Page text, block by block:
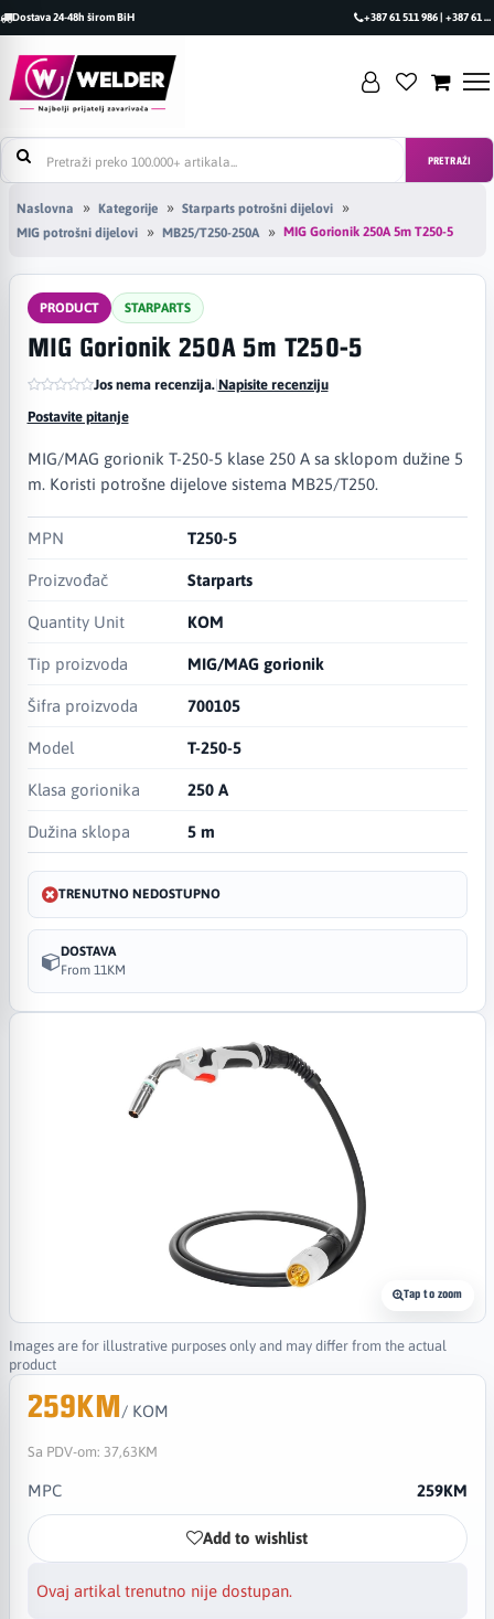
Dostava 24-48h širom BiH +387 61 511 986 | +387 61 493 470
PRETRAŽI
Naslovna Kategorije
Starparts potrošni dijelovi
MIG potrošni dijelovi
MB25/T250-250A MIG Gorionik 250A 5m T250-5
Tap to zoom
Images are for illustrative purposes only and may differ from the actual
product
PRODUCT STARPARTS
MIG Gorionik 250A 5m T250-5
Jos nema recenzija.|Napisite recenziju
Postavite pitanje
MIG/MAG gorionik T-250-5 klase 250 A sa sklopom dužine 5
m. Koristi potrošne dijelove sistema MB25/T250.
MPN T250-5
Proizvođač Starparts
Quantity Unit KOM
Tip proizvoda MIG/MAG gorionik
Šifra proizvoda 700105
Model T-250-5
Klasa gorionika 250 A
Dužina sklopa 5 m
TRENUTNO NEDOSTUPNO
DOSTAVA
From 11KM
259KM/ KOM
Sa PDV-om: 37,63KM
MPC 259KM
Add to wishlist
Ovaj artikal trenutno nije dostupan.